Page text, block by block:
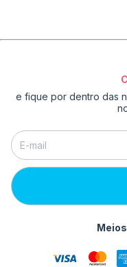
e fique por dentro das